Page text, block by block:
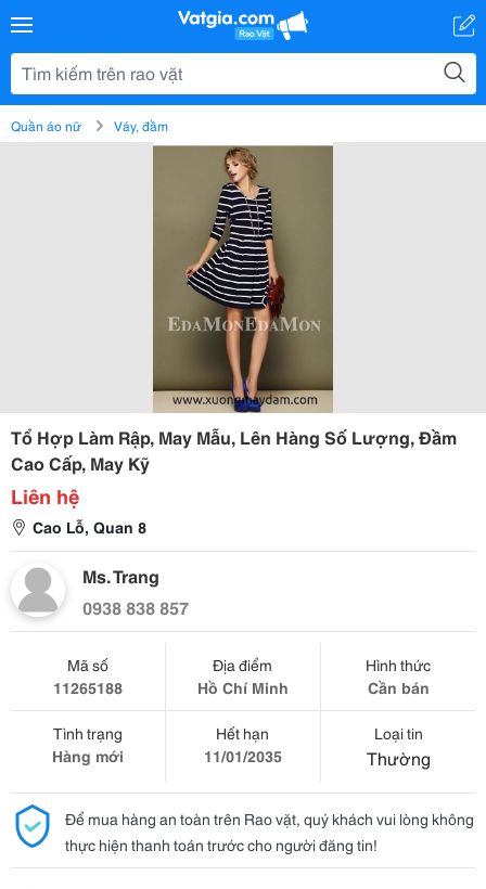
Quần áo nữ Váy, đầm
Tổ Hợp Làm Rập, May Mẫu, Lên Hàng Số Lượng, Đầm
Cao Cấp, May Kỹ
Liên hệ
Cao Lỗ, Quan 8
Ms. Trang
0938 838 857
Mã số
11265188
Địa điểm
Hồ Chí Minh
Hình thức
Cần bán
Tình trạng
Hàng mới
Hết hạn
11/01/2035
Loại tin
Thường
Để mua hàng an toàn trên Rao vặt, quý khách vui lòng không
thực hiện thanh toán trước cho người đăng tin!